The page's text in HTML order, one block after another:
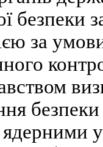
за
безпеки
ядерними